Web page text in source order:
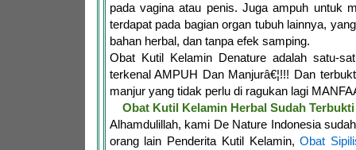
pada vagina atau penis. Juga ampuh untuk
terdapat pada bagian organ tubuh lainnya,
bahan herbal, dan tanpa efek samping.
Obat Kutil Kelamin Denature adalah satu-
terkenal AMPUH Dan Manjurâ€¦!!! Dan
manjur yang tidak perlu di ragukan lagi
Obat Kutil Kelamin Herbal Sudah
Alhamdulillah, kami De Nature Indonesia
orang lain Penderita Kutil Kelamin,Obat